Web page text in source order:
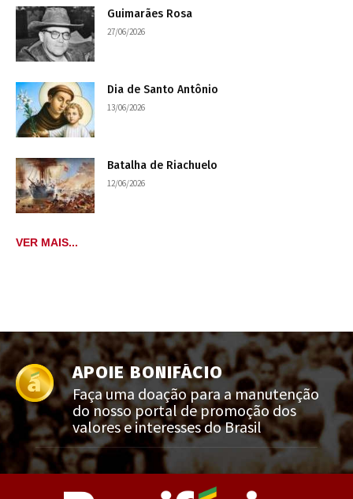
Guimarães Rosa
27/06/2026
Dia de Santo Antônio
13/06/2026
Batalha de Riachuelo
12/06/2026
VER MAIS...
APOIE BONIFÁCIO
Faça uma doação para a manutenção
do nosso portal de promoção dos
valores e interesses do Brasil